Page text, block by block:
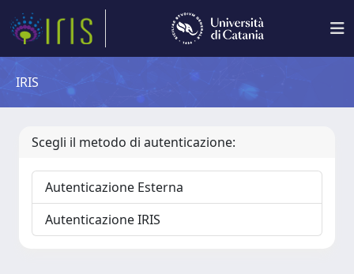
IRIS
Scegli il metodo di autenticazione:
Autenticazione Esterna
Autenticazione IRIS